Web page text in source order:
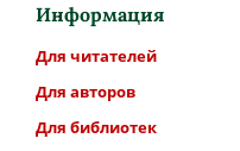
Информация
Для читателей
Для авторов
Для библиотек